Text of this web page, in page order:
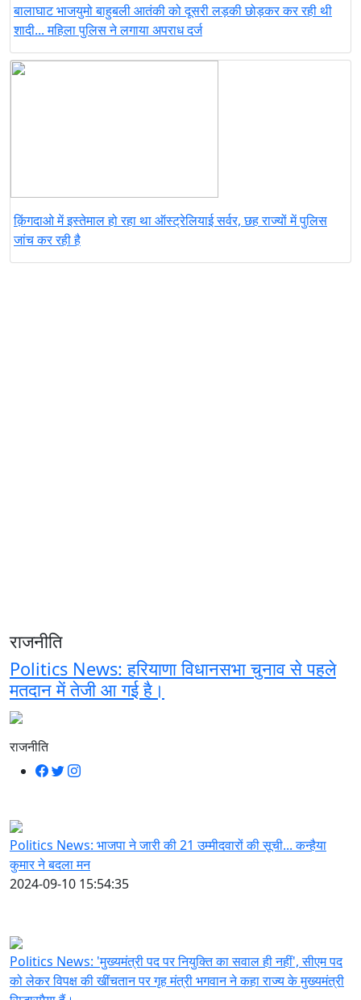
बालाघाट भाजयुमो बाहुबली आतंकी को दूसरी लड़की छोड़कर कर रही थी
शादी... महिला पुलिस ने लगाया अपराध दर्ज
क़िंगदाओ में इस्तेमाल हो रहा था ऑस्ट्रेलियाई सर्वर, छह राज्यों में पुलिस
जांच कर रही है
राजनीति
Politics News: हरियाणा विधानसभा चुनाव से पहले
मतदान में तेजी आ गई है।
राजनीति
Politics News: भाजपा ने जारी की 21 उम्मीदवारों की सूची... कन्हैया
कुमार ने बदला मन
2024-09-10 15:54:35
Politics News: 'मुख्यमंत्री पद पर नियुक्ति का सवाल ही नहीं', सीएम पद
को लेकर विपक्ष की खींचतान पर गृह मंत्री भगवान ने कहा राज्य के मुख्यमंत्री